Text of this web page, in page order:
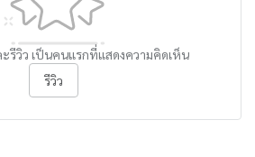
รีวิว เป็นคนแรกที่แสดงความคิดเห็น
รีวิว